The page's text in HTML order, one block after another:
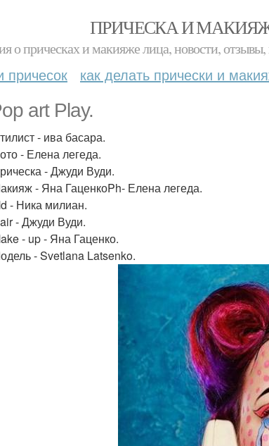
ПРИЧЕСКА И
о прическах и макияже лица, новости,
как делать прически и
art Play.
- ива басара.
- Елена легеда.
- Джуди Вуди.
- Яна ГаценкоPh- Елена легеда.
- Ника милиан.
- Джуди Вуди.
- up - Яна Гаценко.
- Svetlana Latsenko.